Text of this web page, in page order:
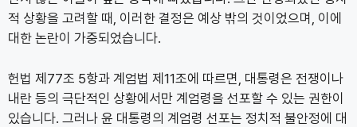
적 상황을 고려할 때, 이러한 결정은 예상 밖의 것이었으며, 이에
대한 논란이 가중되었습니다.
헌법 제77조 5항과 계엄법 제11조에 따르면, 대통령은 전쟁이나
내란 등의 극단적인 상황에서만 계엄령을 선포할 수 있는 권한이
있습니다. 그러나 윤 대통령의 계엄령 선포는 정치적 불안정에 대